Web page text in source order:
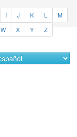
I J K L
M
W X Y Z